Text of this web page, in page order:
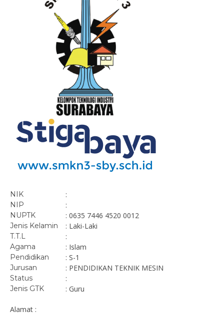
NIK :
NIP :
NUPTK : 0635 7446 4520 0012
Jenis Kelamin : Laki-Laki
T.T.L :
Agama : Islam
Pendidikan : S-1
Jurusan : PENDIDIKAN TEKNIK MESIN
Status :
Jenis GTK : Guru
Alamat :